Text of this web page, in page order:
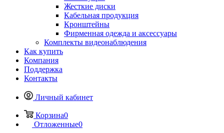
Жесткие диски
Кабельная продукция
Кронштейны
Фирменная одежда и аксессуары
Комплекты видеонаблюдения
Как купить
Компания
Поддержка
Контакты
Личный кабинет
Корзина0
Отложенные0